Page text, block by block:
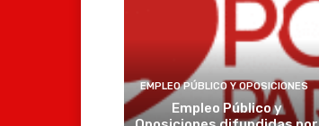
EMPLEO PÚBLICO Y OPOSICIONES
Empleo Público y